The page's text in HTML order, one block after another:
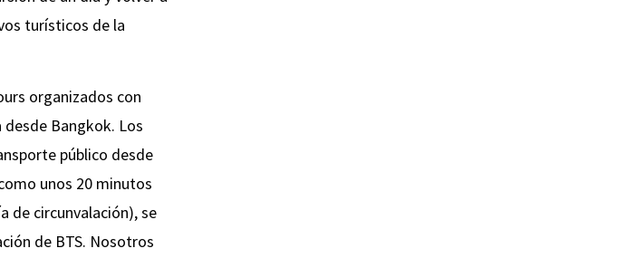
turísticos de la
organizados con
Bangkok. Los
público desde
unos 20 minutos
de circunvalación), se
de BTS. Nosotros